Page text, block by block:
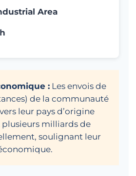
Area
: Les envois de
de la communauté
leur pays d’origine
milliards de
soulignant leur